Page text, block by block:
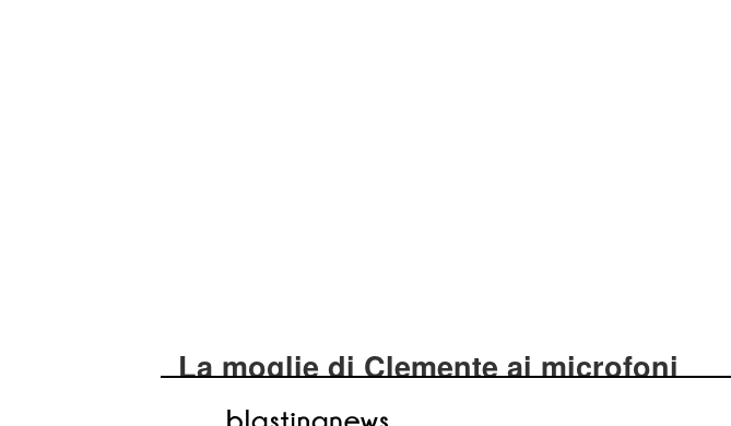
La moglie di Clemente ai microfoni
delle "Iene"